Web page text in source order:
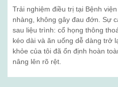
Trải nghiệm điều trị tại Bệnh
nhàng, không gây đau đớn. Sự
sau liệu trình: cổ họng thông
kéo dài và ăn uống dễ dàng trở
khỏe của tôi đã ổn định hoàn
nâng lên rõ rệt.